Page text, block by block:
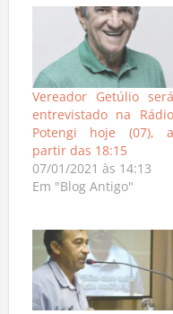
Vereador Getúlio será
entrevistado na Rádio
Potengi hoje (07), a
partir das 18:15
07/01/2021 às 14:13
Em "Blog Antigo"